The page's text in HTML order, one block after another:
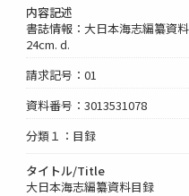
内容記述
書誌情報：大日本海志編纂資
24cm. d.
請求記号：01
資料番号：3013531078
分類１：目録
タイトル/Title
大日本海志編纂資料目録